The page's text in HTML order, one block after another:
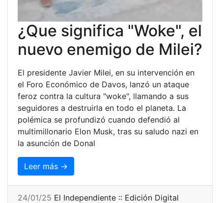
¿Que significa "Woke", el
nuevo enemigo de Milei?
El presidente Javier Milei, en su intervención en
el Foro Económico de Davos, lanzó un ataque
feroz contra la cultura "woke", llamando a sus
seguidores a destruirla en todo el planeta. La
polémica se profundizó cuando defendió al
multimillonario Elon Musk, tras su saludo nazi en
la asunción de Donal
Leer más →
24/01/25 El Independiente :: Edición Digital